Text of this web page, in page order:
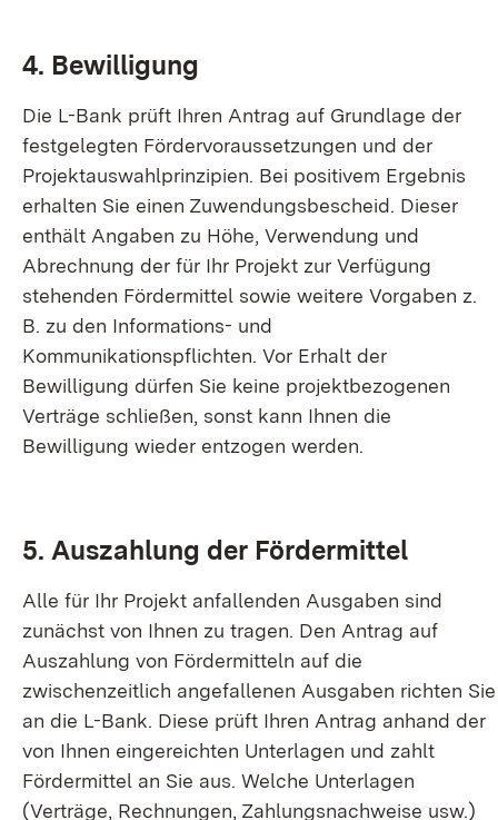
4. Bewilligung
Die L-Bank prüft Ihren Antrag auf Grundlage der
festgelegten Fördervoraussetzungen und der
Projektauswahlprinzipien. Bei positivem Ergebnis
erhalten Sie einen Zuwendungsbescheid. Dieser
enthält Angaben zu Höhe, Verwendung und
Abrechnung der für Ihr Projekt zur Verfügung
stehenden Fördermittel sowie weitere Vorgaben z.
B. zu den Informations- und
Kommunikationspflichten. Vor Erhalt der
Bewilligung dürfen Sie keine projektbezogenen
Verträge schließen, sonst kann Ihnen die
Bewilligung wieder entzogen werden.
5. Auszahlung der Fördermittel
Alle für Ihr Projekt anfallenden Ausgaben sind
zunächst von Ihnen zu tragen. Den Antrag auf
Auszahlung von Fördermitteln auf die
zwischenzeitlich angefallenen Ausgaben richten Sie
an die L-Bank. Diese prüft Ihren Antrag anhand der
von Ihnen eingereichten Unterlagen und zahlt
Fördermittel an Sie aus. Welche Unterlagen
(Verträge, Rechnungen, Zahlungsnachweise usw.)